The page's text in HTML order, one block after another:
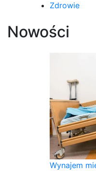
Zdrowie
Nowości
Wynajem